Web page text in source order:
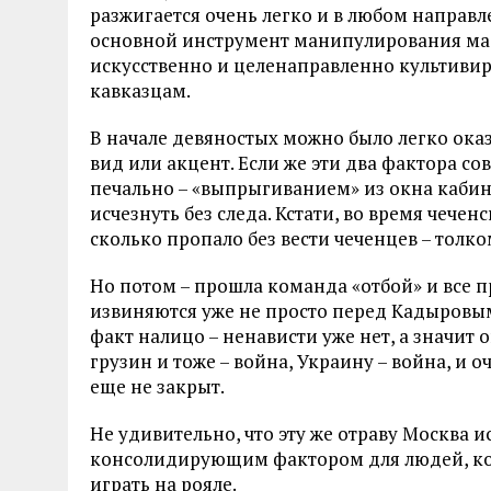
разжигается очень легко и в любом
основной инструмент манипулирования
искусственно и целенаправленно
кавказцам.
В начале девяностых можно было легко
вид или акцент. Если же эти два фактора
печально – «выпрыгиванием» из окна
исчезнуть без следа. Кстати, во время
сколько пропало без вести чеченцев –
Но потом – прошла команда «отбой» и все
извиняются уже не просто перед
факт налицо – ненависти уже нет, а
грузин и тоже – война, Украину – война, и
еще не закрыт.
Не удивительно, что эту же отраву Москва
консолидирующим фактором для людей,
играть на рояле.